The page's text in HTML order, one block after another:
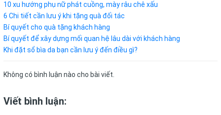
10 xu hướng phụ nữ phát cuồng, mày râu chê xấu
6 Chi tiết cần lưu ý khi tặng quà đối tác
Bí quyết cho quà tặng khách hàng
Bí quyết để xây dựng mối quan hệ lâu dài với khách hàng
Khi đặt sổ bìa da bạn cần lưu ý đến điều gì?
Không có bình luận nào cho bài viết.
Viết bình luận: